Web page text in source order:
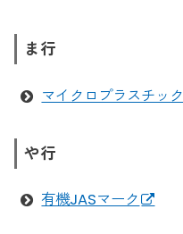
ま行
マイクロプラスチック
や行
有機JASマーク